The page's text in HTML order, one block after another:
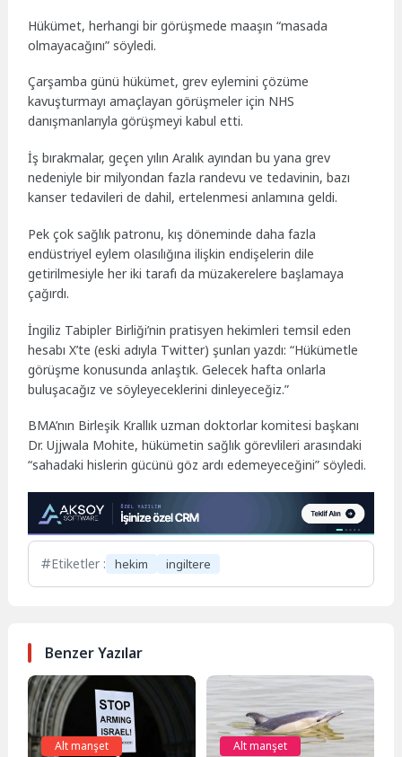
Hükümet, herhangi bir görüşmede maaşın “masada
olmayacağını” söyledi.
Çarşamba günü hükümet, grev eylemini çözüme
kavuşturmayı amaçlayan görüşmeler için NHS
danışmanlarıyla görüşmeyi kabul etti.
İş bırakmalar, geçen yılın Aralık ayından bu yana grev
nedeniyle bir milyondan fazla randevu ve tedavinin, bazı
kanser tedavileri de dahil, ertelenmesi anlamına geldi.
Pek çok sağlık patronu, kış döneminde daha fazla
endüstriyel eylem olasılığına ilişkin endişelerin dile
getirilmesiyle her iki tarafı da müzakerelere başlamaya
çağırdı.
İngiliz Tabipler Birliği’nin pratisyen hekimleri temsil eden
hesabı X’te (eski adıyla Twitter) şunları yazdı: “Hükümetle
görüşme konusunda anlaştık. Gelecek hafta onlarla
buluşacağız ve söyleyeceklerini dinleyeceğiz.”
BMA’nın Birleşik Krallık uzman doktorlar komitesi başkanı
Dr. Ujjwala Mohite, hükümetin sağlık görevlileri arasındaki
“sahadaki hislerin gücünü göz ardı edemeyeceğini” söyledi.
Etiketler : hekim ingiltere
Benzer Yazılar
Alt manşet Alt manşet